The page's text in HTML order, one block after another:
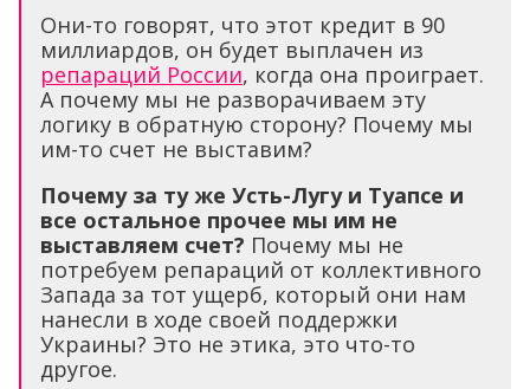
Они-то говорят, что этот кредит в 90
миллиардов, он будет выплачен из
репараций России, когда она проиграет.
А почему мы не разворачиваем эту
логику в обратную сторону? Почему мы
им-то счет не выставим?
Почему за ту же Усть-Лугу и Туапсе и
все остальное прочее мы им не
выставляем счет? Почему мы не
потребуем репараций от коллективного
Запада за тот ущерб, который они нам
нанесли в ходе своей поддержки
Украины? Это не этика, это что-то
другое.